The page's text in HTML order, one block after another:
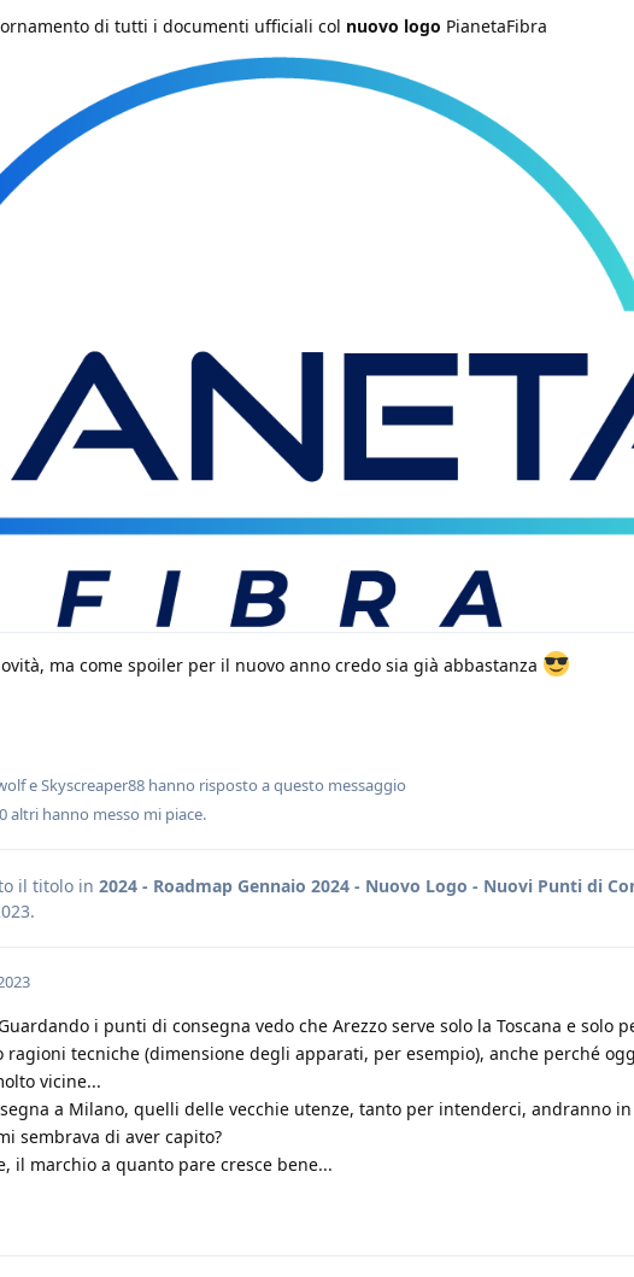
di tutti i documenti ufficiali col nuovo logo PianetaFibra
ma come spoiler per il nuovo anno credo sia già abbastanza
eSkyscreaper88 hanno risposto a questo messaggio
altri hanno messo mi piace.
il titolo in 2024 - Roadmap Gennaio 2024 - Nuovo Logo - Nuovi Punti di
.
i punti di consegna vedo che Arezzo serve solo la Toscana e solo
ragioni tecniche (dimensione degli apparati, per esempio), anche perché
vicine...
a Milano, quelli delle vecchie utenze, tanto per intenderci, andranno
sembrava di aver capito?
il marchio a quanto pare cresce bene...